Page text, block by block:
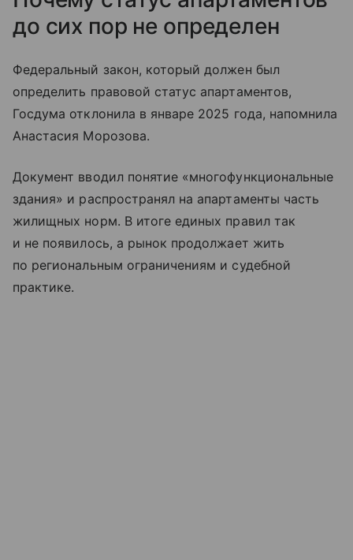
до сих пор не определен
Федеральный закон, который должен был
определить правовой статус апартаментов,
Госдума отклонила в январе 2025 года, напомнила
Анастасия Морозова.
Документ вводил понятие «многофункциональные
здания» и распространял на апартаменты часть
жилищных норм. В итоге единых правил так
и не появилось, а рынок продолжает жить
по региональным ограничениям и судебной
практике.